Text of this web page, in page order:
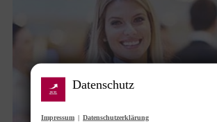
Datenschutz
Impressum | Datenschutzerklärung